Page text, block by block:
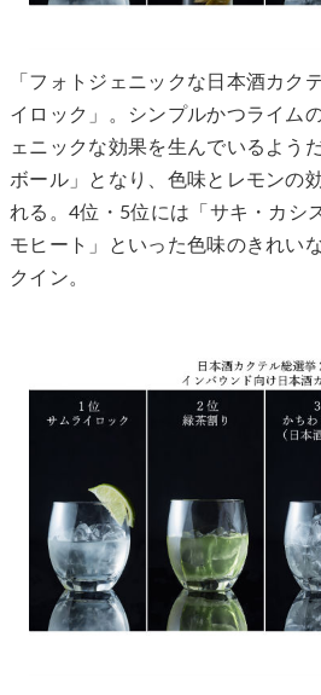
「フォトジェニックな日本酒カク
イロック」。シンプルかつライム
ェニックな効果を生んでいるよう
ボール」となり、色味とレモンの
れる。4位・5位には「サキ・カシ
モヒート」といった色味のきれい
クイン。